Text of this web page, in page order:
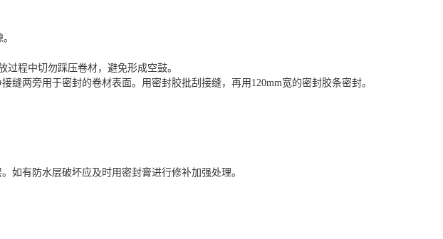
程中切勿踩压卷材，避免形成空鼓。
两旁用于密封的卷材表面。用密封胶批刮接缝，再用120mm宽的密封胶条密封。
如有防水层破坏应及时用密封膏进行修补加强处理。